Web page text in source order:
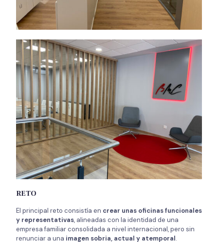
RETO
El principal reto consistía en crear unas oficinas funcionales
y representativas, alineadas con la identidad de una
empresa familiar consolidada a nivel internacional, pero sin
renunciar a una imagen sobria, actual y atemporal.